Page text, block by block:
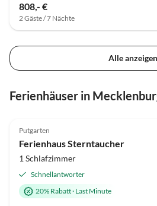
808,- €
2 Gäste / 7 Nächte
Alle anzeigen
Ferienhäuser in
Putgarten
Ferienhaus Sterntaucher
1 Schlafzimmer
Schnellantworter
20% Rabatt· Last Minute